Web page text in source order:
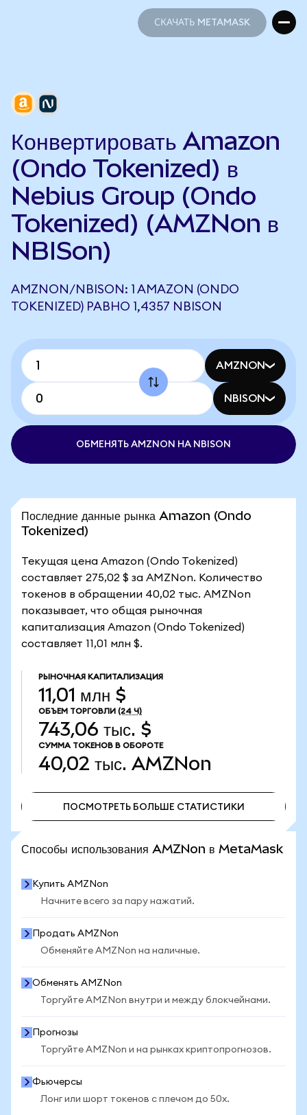
СКАЧАТЬ METAMASK
Конвертировать Amazon
(Ondo Tokenized) в
Nebius Group (Ondo
Tokenized) (AMZNon в
NBISon)
AMZNON/NBISON: 1 AMAZON (ONDO
TOKENIZED) РАВНО 1,4357 NBISON
AMZNON
NBISON
ОБМЕНЯТЬ AMZNON НА NBISON
Последние данные рынка Amazon (Ondo
Tokenized)
Текущая цена Amazon (Ondo Tokenized)
составляет 275,02 $ за AMZNon. Количество
токенов в обращении 40,02 тыс. AMZNon
показывает, что общая рыночная
капитализация Amazon (Ondo Tokenized)
составляет 11,01 млн $.
РЫНОЧНАЯ КАПИТАЛИЗАЦИЯ
11,01 млн $
ОБЪЕМ ТОРГОВЛИ (24 Ч)
743,06 тыс. $
СУММА ТОКЕНОВ В ОБОРОТЕ
40,02 тыс. AMZNon
ПОСМОТРЕТЬ БОЛЬШЕ СТАТИСТИКИ
Способы использования AMZNon в MetaMask
Купить AMZNon
Начните всего за пару нажатий.
Продать AMZNon
Обменяйте AMZNon на наличные.
Обменять AMZNon
Торгуйте AMZNon внутри и между блокчейнами.
Прогнозы
Торгуйте AMZNon и на рынках криптопрогнозов.
Фьючерсы
Лонг или шорт токенов с плечом до 50x.